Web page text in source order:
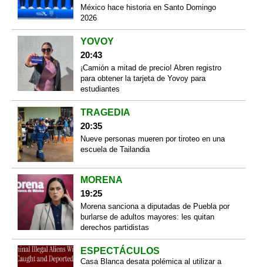
México hace historia en Santo Domingo
2026
YOVOY
20:43
¡Camión a mitad de precio! Abren registro
para obtener la tarjeta de Yovoy para
estudiantes
TRAGEDIA
20:35
Nueve personas mueren por tiroteo en una
escuela de Tailandia
MORENA
19:25
Morena sanciona a diputadas de Puebla por
burlarse de adultos mayores: les quitan
derechos partidistas
ESPECTÁCULOS
Casa Blanca desata polémica al utilizar a